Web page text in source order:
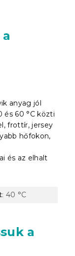
anyag jól
és 60 °C közti
frottír, jersey
hőfokon,
és az elhalt
: 40 °C
a